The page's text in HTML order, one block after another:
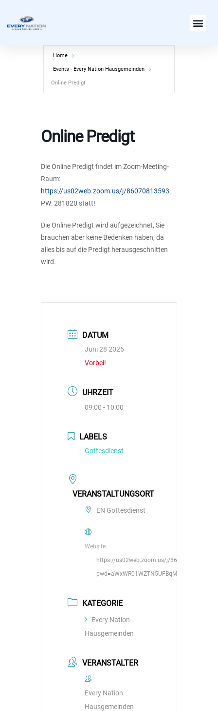
Inhalt
Home
Events - Every Nation Hausgemeinden
Online Predigt
Online Predigt
Die Online Predigt findet im Zoom-Meeting-
Raum:
https://us02web.zoom.us/j/86070813593
PW: 281820 statt!
Die Online Predigt wird aufgezeichnet, Sie
brauchen aber keine Bedenken haben, da
alles bis auf die Predigt herausgeschnitten
wird.
DATUM
Juni 28 2026
Vorbei!
UHRZEIT
09:00 - 10:00
LABELS
Gottesdienst
VERANSTALTUNGSORT
EN Gottesdienst
Website
https://us02web.zoom.us/j/86070813593?
KATEGORIE
Every Nation
Hausgemeinden
VERANSTALTER
Every Nation
Hausgemeinden